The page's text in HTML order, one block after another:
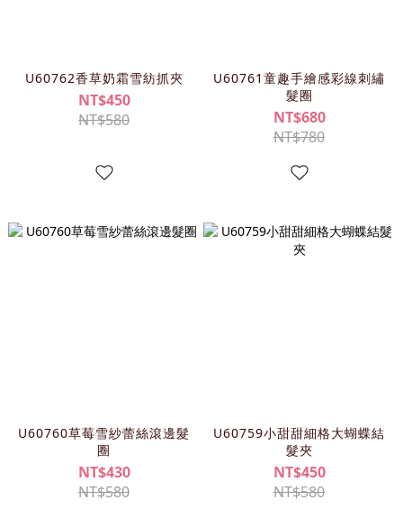
U60762香草奶霜雪紡抓夾
NT$450
NT$580
U60761童趣手繪感彩線刺繡
髮圈
NT$680
NT$780
U60760草莓雪紗蕾絲滾邊髮
圈
NT$430
NT$580
U60759小甜甜細格大蝴蝶結
髮夾
NT$450
NT$580